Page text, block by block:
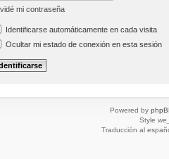
mi contraseña
Identificarse automáticamente en cada visita
Ocultar mi estado de conexión en esta sesión
Powered by
Style
Traducción al